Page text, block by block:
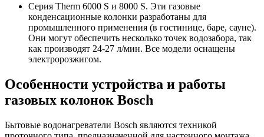
Серия Therm 6000 S и 8000 S. Эти газовые
конденсационные колонки разработаны для
промышленного применения (в гостинице, баре, сауне).
Они могут обеспечить несколько точек водозабора, так
как производят 24-27 л/мин. Все модели оснащены
электророзжигом.
Особенности устройства и работы
газовых колонок Bosch
Бытовые водонагреватели Bosch являются техникой